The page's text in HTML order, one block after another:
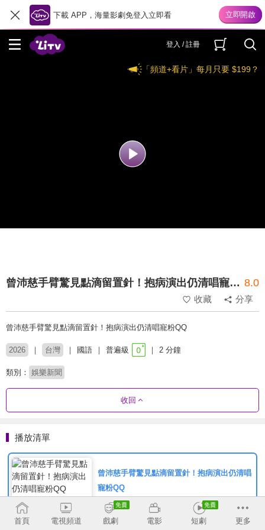
下載 APP，海量影劇免登入立即看
登入 / 註冊
「頻道+看片」每月只要 $199？
曾沛慈手臂驚見點滴留置針！抱病演出仍清唱寵粉QQ 8.0
收藏 分享
曾沛慈手臂驚見點滴留置針！抱病演出仍清唱寵粉QQ
2026 台灣 國語 普遍級 2 分鐘
類別： 娛樂新聞
收回
播放清單
曾沛慈手臂驚見點滴留置針！抱病演出仍清唱
寵粉QQ
首頁 電視頻道 戲劇 電影 短劇 更多